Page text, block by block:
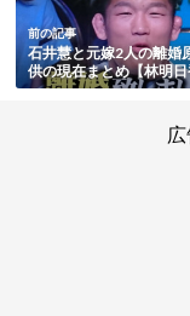
前の記事
石井慧と元嫁2人の離婚
供の現在まとめ【林明
美香】